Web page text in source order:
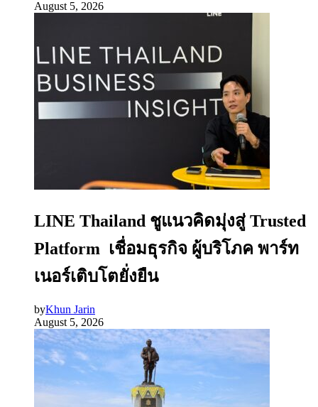
August 5, 2026
LINE Thailand ชูแนวคิดมุ่งสู่ Trusted
Platform เชื่อมธุรกิจ ผู้บริโภค พาร์ท
เนอร์เติบโตยั่งยืน
byKhun Jarin
August 5, 2026